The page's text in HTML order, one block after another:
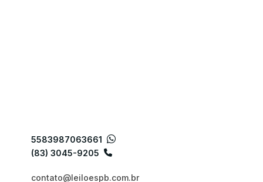
5583987063661
(83) 3045-9205
contato@leiloespb.com.br